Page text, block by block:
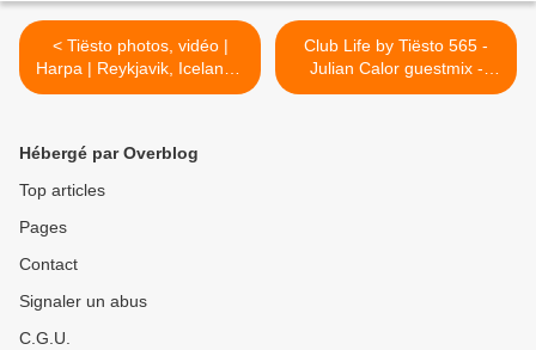
< Tiësto photos, vidéo |
Harpa | Reykjavik, Iceland -
January 22, 2018
Club Life by Tiësto 565 -
Julian Calor guestmix -
january 26, 2018 >
Hébergé par Overblog
Top articles
Pages
Contact
Signaler un abus
C.G.U.